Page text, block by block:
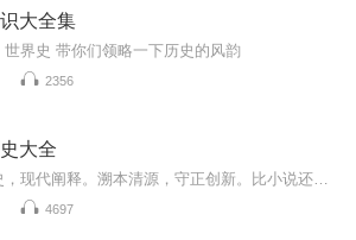
大全集
世界史 带你们领略一下历史的风韵
2356
大全
4697